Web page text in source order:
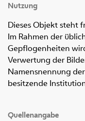
Nutzung
Dieses Objekt steht
Im Rahmen der
Gepflogenheiten
Verwertung der
Namensnennung
besitzende
Quellenangabe